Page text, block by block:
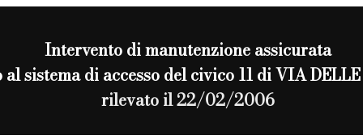
Intervento dimanutenzione assicurata
sistema di accesso del civico 11 di VIA
rilevato il 22/02/2006